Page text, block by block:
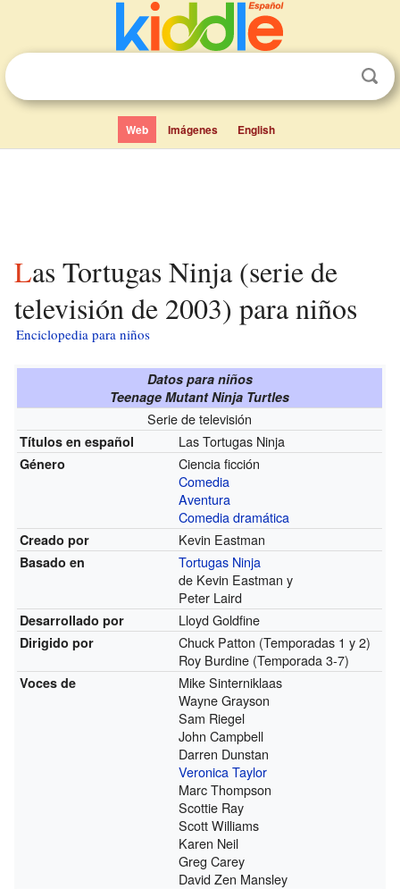
Web Imágenes English
Las Tortugas Ninja (serie de
televisión de 2003) para niños
Enciclopedia para niños
Datos para niños
Teenage Mutant Ninja Turtles
Serie de televisión
Títulos en español Las Tortugas Ninja
Género
Ciencia ficción
Comedia
Aventura
Comedia dramática
Creado por Kevin Eastman
Basado en
Tortugas Ninja
de Kevin Eastman y
Peter Laird
Desarrollado por Lloyd Goldfine
Dirigido por Chuck Patton (Temporadas 1 y 2)
Roy Burdine (Temporada 3-7)
Voces de
Mike Sinterniklaas
Wayne Grayson
Sam Riegel
John Campbell
Darren Dunstan
Veronica Taylor
Marc Thompson
Scottie Ray
Scott Williams
Karen Neil
Greg Carey
David Zen Mansley